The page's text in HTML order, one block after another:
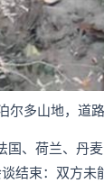
尔多山地，道
国、荷兰、丹
结束：双方未